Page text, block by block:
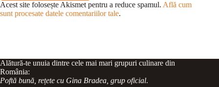
Acest site folosește Akismet pentru a reduce spamul. Află cum
sunt procesate datele comentariilor tale.
Alătură-te unuia dintre cele mai mari grupuri culinare din
România:
Poftă bună, rețete cu Gina Bradea, grup oficial.